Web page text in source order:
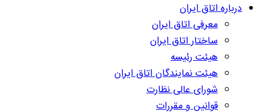
درباره اتاق ایران
معرفی اتاق ایران
ساختار اتاق ایران
هیئت رئیسه
هیئت نمایندگان اتاق ایران
شورای عالی نظارت
قوانین و مقررات